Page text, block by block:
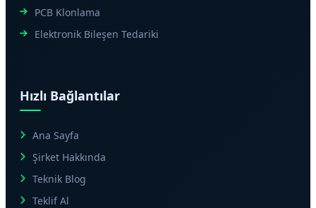
PCB Klonlama
Elektronik Bileşen Tedariki
Hızlı Bağlantılar
Ana Sayfa
Şirket Hakkında
Teknik Blog
Teklif Al